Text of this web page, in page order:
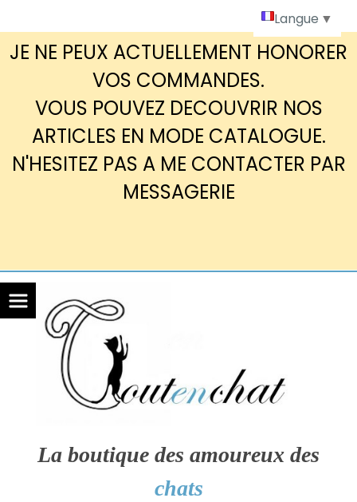
JE NE PEUX ACTUELLEMENT HONORER
VOS COMMANDES.
VOUS POUVEZ DECOUVRIR NOS
ARTICLES EN MODE CATALOGUE.
N'HESITEZ PAS A ME CONTACTER PAR
MESSAGERIE
La boutique des amoureux des
chats
Langue ▼